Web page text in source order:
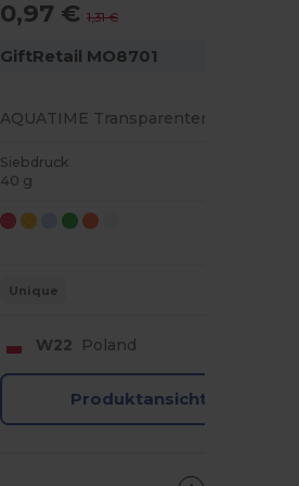
0,97 €1,31 €
GiftRetail MO8701
Siebdruck
40 g
Unique
W22 Poland
Produktansicht